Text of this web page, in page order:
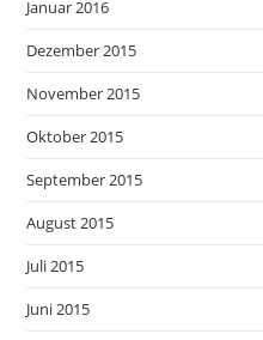
Januar 2016
Dezember 2015
November 2015
Oktober 2015
September 2015
August 2015
Juli 2015
Juni 2015